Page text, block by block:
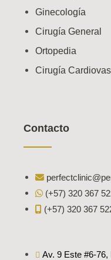
Ginecología
Cirugía General
Ortopedia
Cirugía
Contacto
(+57) 320 367
(+57) 320 367
Av. 9 Este #6-